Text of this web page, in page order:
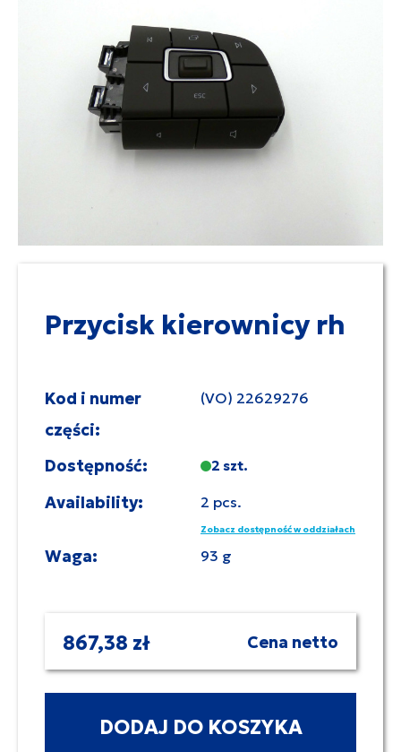
Przycisk kierownicy rh
Kod i numer
części:
(VO) 22629276
Dostępność: 2 szt.
Availability: 2 pcs.
Zobacz dostępność w oddziałach
Waga: 93 g
867,38 zł Cena netto
DODAJ DO KOSZYKA